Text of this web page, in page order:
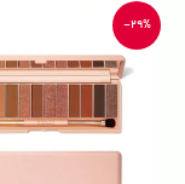
-29%